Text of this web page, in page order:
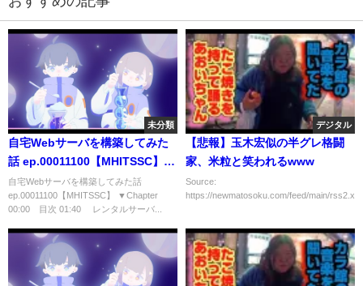
未分類
自宅Webサーバを構築してみた
話 ep.00011100【MHITSSC】
【ルータ】
自宅Webサーバを構築してみた話
ep.00011100【MHITSSC】 ▼Chapter
00:00 目次 01:40 レンタルサーバ...
デジタル
【悲報】玉木宏似の半グレ格闘
家、米粒と笑われるwww
Source:
https://newmatosoku.com/feed/main/